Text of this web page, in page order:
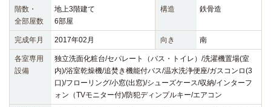
階数・
全部屋数
地上3階建て
6部屋
構造 鉄骨造
完成年月 2017年02月 向き 南
各室専用
設備
独立洗面化粧台/セパレート（バス・トイレ）/洗濯機置場(室
内)/浴室乾燥機/追焚き機能付バス/温水洗浄便座/ガスコンロ(3
口)/フローリング/小窓(出窓)/シューズケース/収納/インターフ
ォン（TVモニター付)/防犯ディンプルキー/エアコン